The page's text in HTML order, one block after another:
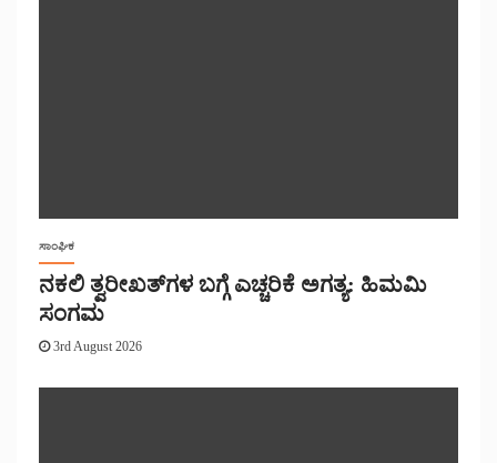
ಸಾಂಘಿಕ
ನಕಲಿ ತ್ವರೀಖತ್‌ಗಳ ಬಗ್ಗೆ ಎಚ್ಚರಿಕೆ ಅಗತ್ಯ: ಹಿಮಮಿ
ಸಂಗಮ
3rd August 2026